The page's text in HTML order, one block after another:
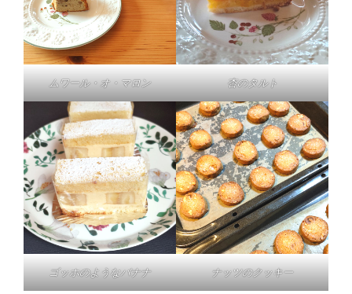
ムワール・オ・マロン 杏のタルト
ゴッホのようなバナナ ナッツのクッキー